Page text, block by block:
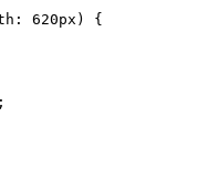
620px) {